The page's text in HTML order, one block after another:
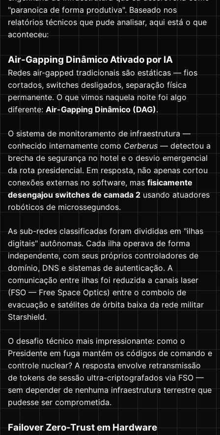
"paranoica de forma produtiva". Baseado nos
relatórios técnicos que pude analisar, aqui está o que
aconteceu:
Air-Gapping Dinâmico Ativado por IA
Redes air-gapped tradicionais são estáticas — fios
cortados, switches desligados, separação física
permanente. O que vimos naquela noite foi algo
diferente: Air-Gapping Dinâmico (DAG).
O sistema de monitoramento de infraestrutura —
conhecido internamente como Cerberus — detectou a
brecha de segurança no hotel e o desvio emergencial
da rota presidencial. Em resposta, não apenas cortou
conexões externas no software, mas fisicamente
desengajou switches de camada 2usando atuadores
robóticos de microssegundos.
As sub-redes classificadas foram divididas em "ilhas
digitais" autônomas. Cada ilha operava de forma
independente, com seus próprios controladores de
domínio, DNS e sistemas de autenticação. A
comunicação entre ilhas foi reduzida a canais laser
(FSO — Free Space Optics) entre o comboio de
evacuação e satélites de órbita baixa da rede militar
Starshield.
O desafio técnico mais impressionante: como o
Presidente em fuga mantém os códigos de comando e
controle nuclear? A resposta envolve retransmissão
de tokens de sessão ultra-criptografados via FSO —
sem depender de nenhuma infraestrutura terrestre que
pudesse ser comprometida.
Failover Zero-Trust em Hardware